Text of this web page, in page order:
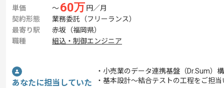
単価 〜60万 円／月
契約形態
業務委託（フリーランス）
最寄り駅
赤坂（福岡県）
職種
組込・制御エンジニア
あなたに担当していた
・小売業のデータ連携基盤（Dr.Sum）
・基本設計～結合テストの工程をご担